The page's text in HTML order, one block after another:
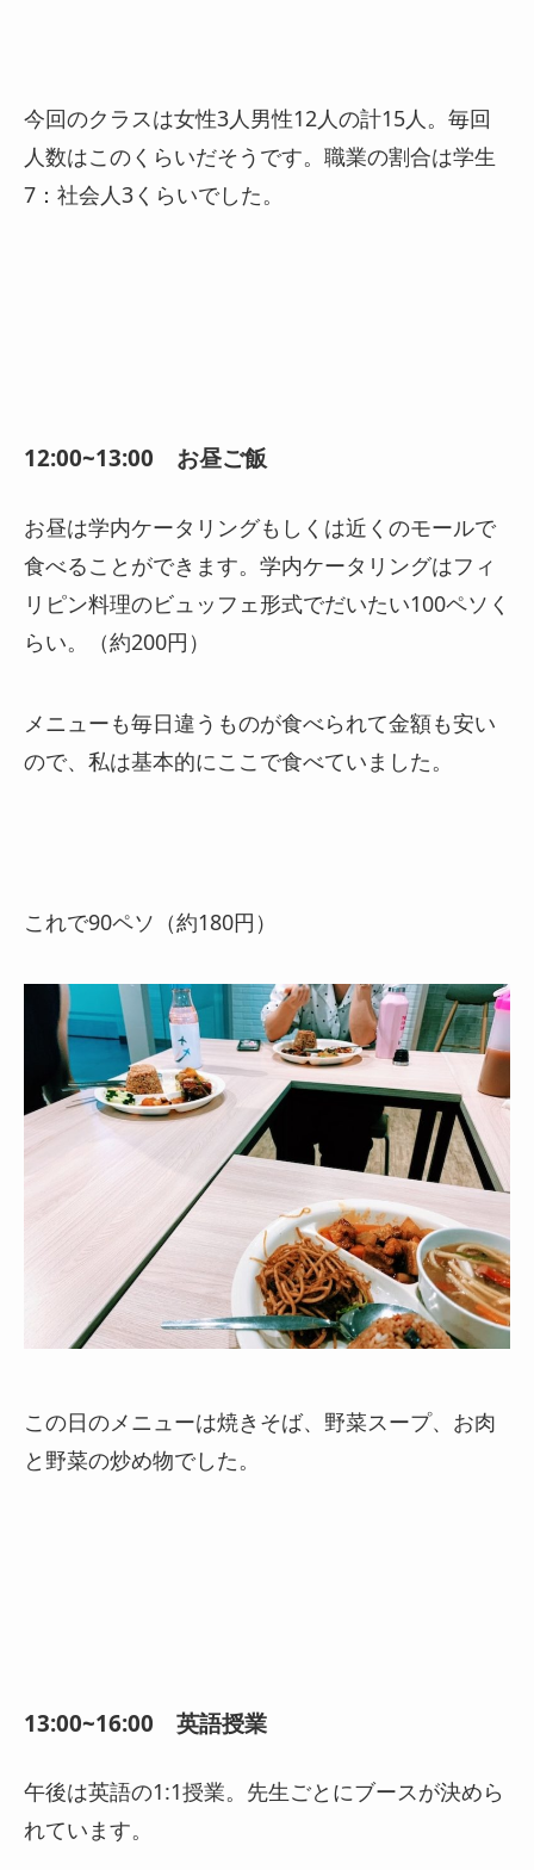
今回のクラスは女性3人男性12人の計15人。毎回
人数はこのくらいだそうです。職業の割合は学生
7：社会人3くらいでした。
12:00~13:00 お昼ご飯
お昼は学内ケータリングもしくは近くのモールで
食べることができます。学内ケータリングはフィ
リピン料理のビュッフェ形式でだいたい100ペソく
らい。（約200円）
メニューも毎日違うものが食べられて金額も安い
ので、私は基本的にここで食べていました。
これで90ペソ（約180円）
この日のメニューは焼きそば、野菜スープ、お肉
と野菜の炒め物でした。
13:00~16:00 英語授業
午後は英語の1:1授業。先生ごとにブースが決めら
れています。